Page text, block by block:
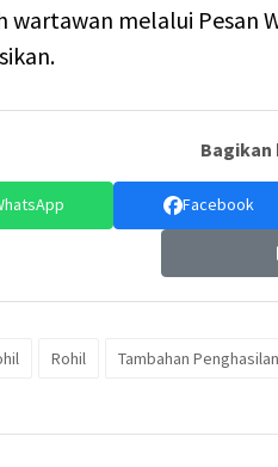
wartawan melalui Pesan
Bagikan
Facebook
Rohil Tambahan